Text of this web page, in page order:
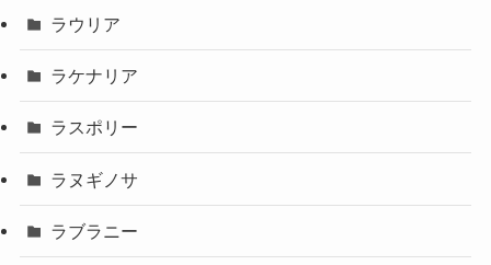
ラウリア
ラケナリア
ラスポリー
ラヌギノサ
ラブラニー